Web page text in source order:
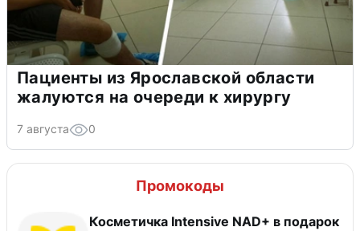
Пациенты из Ярославской области
жалуются на очереди к хирургу
7 августа 0
Промокоды
Косметичка Intensive NAD+ в подарок